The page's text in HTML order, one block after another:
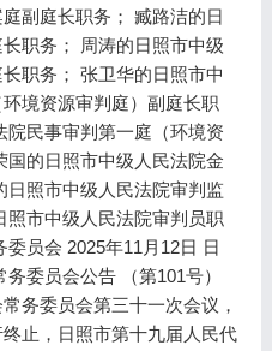
副庭长职务； 臧路洁的日
职务； 周涛的日照市中级
职务； 张卫华的日照市中
境资源审判庭）副庭长职
民事审判第一庭（环境资
的日照市中级人民法院金
日照市中级人民法院审判监
照市中级人民法院审判员职
员会 2025年11月12日 日
委员会公告 （第101号）
务委员会第三十一次会议，
止，日照市第十九届人民代